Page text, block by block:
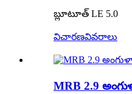
బ్లూటూత్ LE 5.0
విచారణవివరాలు
MRB 2.9